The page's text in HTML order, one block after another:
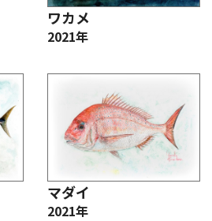
ワカメ
2021年
マダイ
2021年